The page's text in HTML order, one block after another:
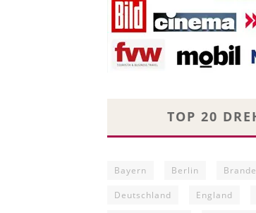
TOP 20
Bayern Berlin
Deutschland England